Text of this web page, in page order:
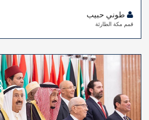
قمم مكة الطارئة